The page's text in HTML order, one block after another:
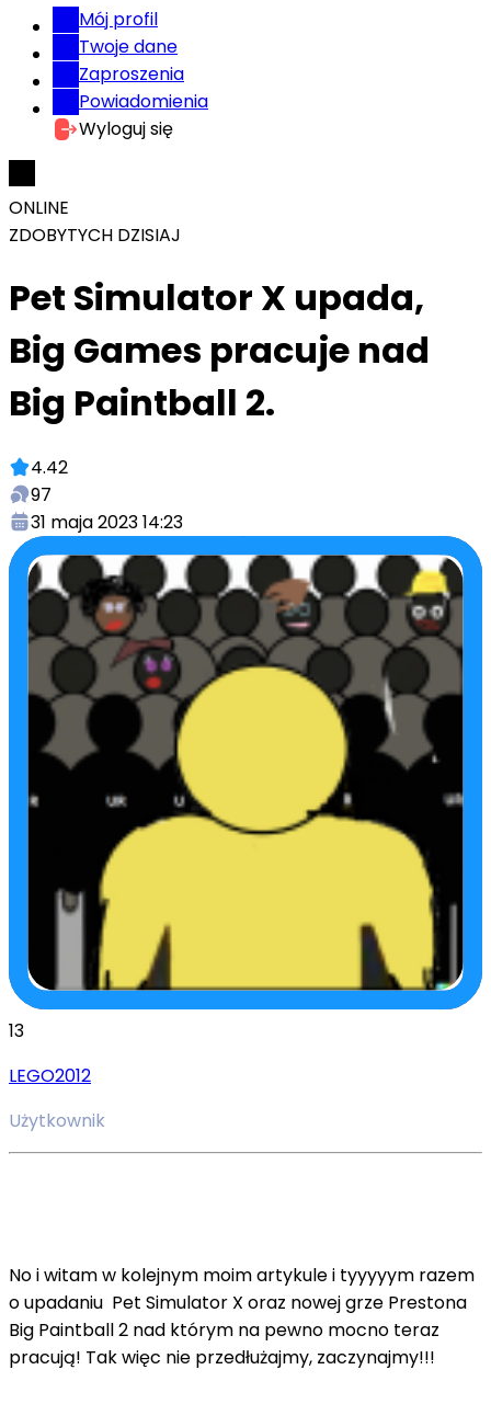
Mój profil
Twoje dane
Zaproszenia
Powiadomienia
Wyloguj się
ONLINE
ZDOBYTYCH DZISIAJ
Pet Simulator X upada,
Big Games pracuje nad
Big Paintball 2.
4.42
97
31 maja 2023 14:23
13
LEGO2012
Użytkownik
No i witam w kolejnym moim artykule i tyyyyym razem
o upadaniu Pet Simulator X oraz nowej grze Prestona
Big Paintball 2 nad którym na pewno mocno teraz
pracują! Tak więc nie przedłużajmy, zaczynajmy!!!